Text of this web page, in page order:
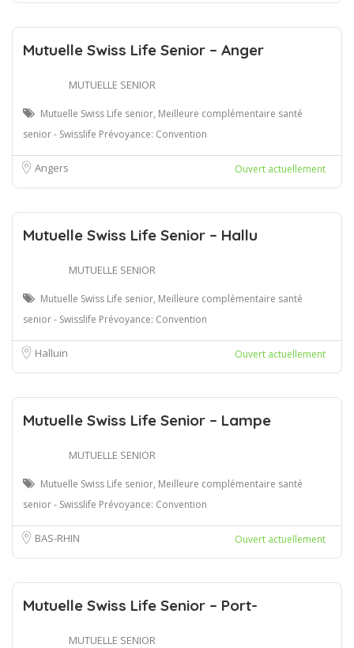
Mutuelle Swiss Life Senior – Anger
MUTUELLE SENIOR
Mutuelle Swiss Life senior, Meilleure complémentaire santé
senior - Swisslife Prévoyance: Convention
Angers Ouvert actuellement
Mutuelle Swiss Life Senior – Hallu
MUTUELLE SENIOR
Mutuelle Swiss Life senior, Meilleure complémentaire santé
senior - Swisslife Prévoyance: Convention
Halluin Ouvert actuellement
Mutuelle Swiss Life Senior – Lampe
MUTUELLE SENIOR
Mutuelle Swiss Life senior, Meilleure complémentaire santé
senior - Swisslife Prévoyance: Convention
BAS-RHIN Ouvert actuellement
Mutuelle Swiss Life Senior – Port-
MUTUELLE SENIOR